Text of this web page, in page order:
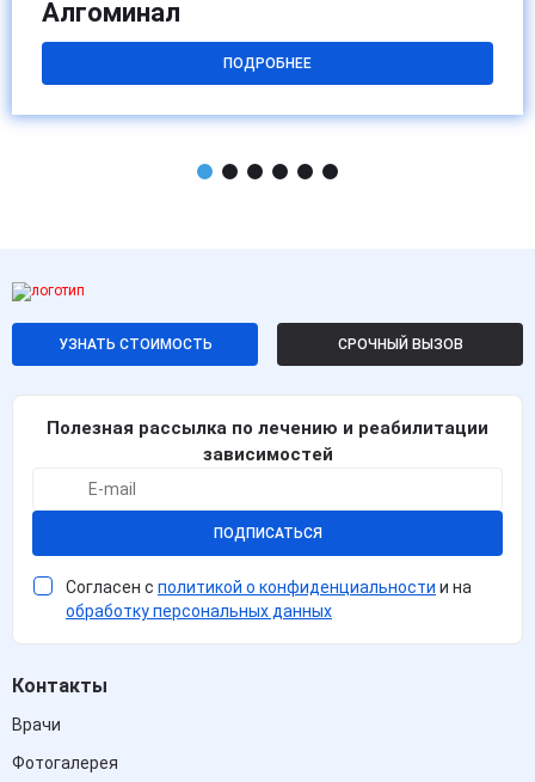
Алгоминал
ПОДРОБНЕЕ
УЗНАТЬ СТОИМОСТЬ СРОЧНЫЙ ВЫЗОВ
Полезная рассылка по лечению и реабилитации
зависимостей
ПОДПИСАТЬСЯ
Согласен с политикой о конфиденциальности и на
обработку персональных данных
Контакты
Врачи
Фотогалерея